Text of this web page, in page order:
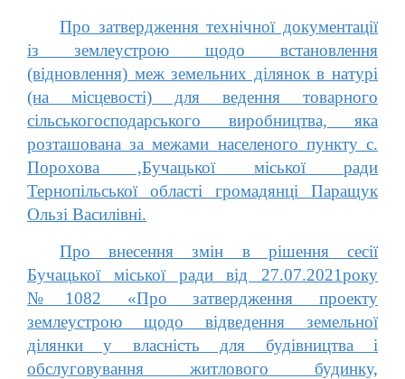
Про затвердження технічної документації
із землеустрою щодо встановлення
(відновлення) меж земельних ділянок в натурі
(на місцевості) для ведення товарного
сільськогосподарського виробництва, яка
розташована за межами населеного пункту с.
Порохова ,Бучацької міської ради
Тернопільської області громадянці Паращук
Ользі Василівні.
Про внесення змін в рішення сесії
Бучацької міської ради від 27.07.2021року
№1082 «Про затвердження проекту
землеустрою щодо відведення земельної
ділянки у власність для будівництва і
обслуговування житлового будинку,